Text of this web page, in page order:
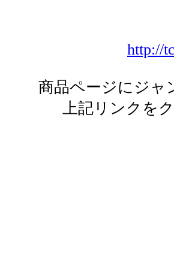
http://
商品ページにジャ
上記リンクを